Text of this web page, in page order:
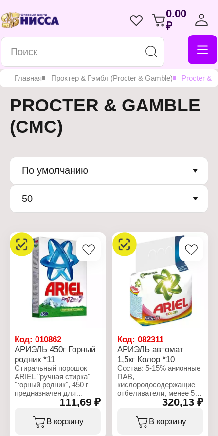
0.00
₽
Главная Проктер & Гэмбл (Procter & Gamble) Procter &
PROCTER & GAMBLE
(СМС)
По умолчанию
50
Код: 010862
АРИЭЛЬ 450г Горный
родник *11
Стиральный порошок
ARIEL "ручная стирка"
"горный родник", 450 г
предназначен для
ручной стирки или в
стиральных машинах
активаторного типа.
Благодаря входящим в
111,69 ₽
В корзину
Код:082311
АРИЭЛЬ автомат
1,5кг Колор *10
Состав: 5-15% анионные
ПАВ,
кислородосодержащие
отбеливатели, менее 5%
неионогенные ПАВ,
поликарбоксилаты,
энзимы, оптические
320,13 ₽
В корзину